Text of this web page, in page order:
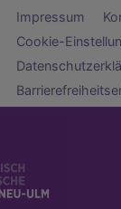
Impressum
Cookie-